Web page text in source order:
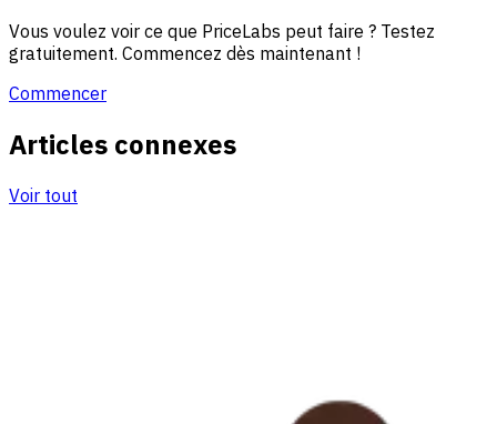
Vous voulez voir ce que PriceLabs peut faire ? Testez
gratuitement. Commencez dès maintenant !
Commencer
Articles connexes
Voir tout